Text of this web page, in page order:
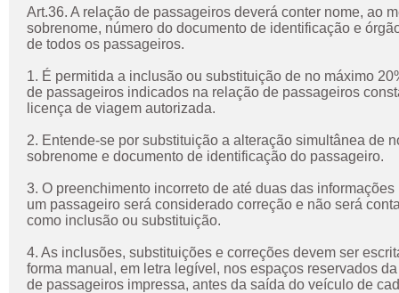
Art.36. A relação de passageiros deverá conter nome, ao
sobrenome, número do documento de identificação e
de todos os passageiros.
1. É permitida a inclusão ou substituição de no máximo
de passageiros indicados na relação de passageiros
licença de viagem autorizada.
2. Entende-se por substituição a alteração simultânea de
sobrenome e documento de identificação do passageiro.
3. O preenchimento incorreto de até duas das informações
um passageiro será considerado correção e não será
como inclusão ou substituição.
4. As inclusões, substituições e correções devem ser
forma manual, em letra legível, nos espaços reservados
de passageiros impressa, antes da saída do veículo de